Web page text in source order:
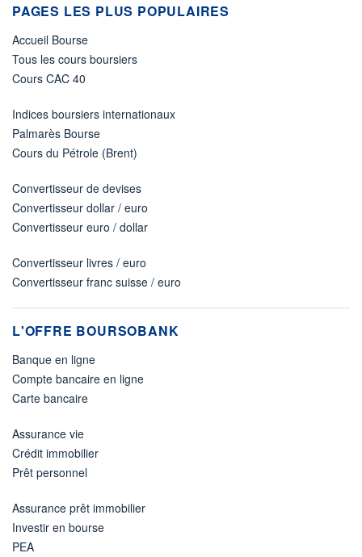
PAGES LES PLUS POPULAIRES
Accueil Bourse
Tous les cours boursiers
Cours CAC 40
Indices boursiers internationaux
Palmarès Bourse
Cours du Pétrole (Brent)
Convertisseur de devises
Convertisseur dollar / euro
Convertisseur euro / dollar
Convertisseur livres / euro
Convertisseur franc suisse / euro
L'OFFRE BOURSOBANK
Banque en ligne
Compte bancaire en ligne
Carte bancaire
Assurance vie
Crédit immobilier
Prêt personnel
Assurance prêt immobilier
Investir en bourse
PEA